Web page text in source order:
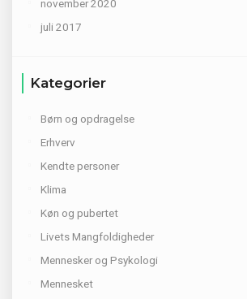
november 2020
juli 2017
Kategorier
Børn og opdragelse
Erhverv
Kendte personer
Klima
Køn og pubertet
Livets Mangfoldigheder
Mennesker og Psykologi
Mennesket